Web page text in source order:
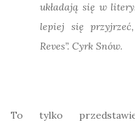
układają się w
lepiej się
Reves”. Cyrk Snów.
To tylko